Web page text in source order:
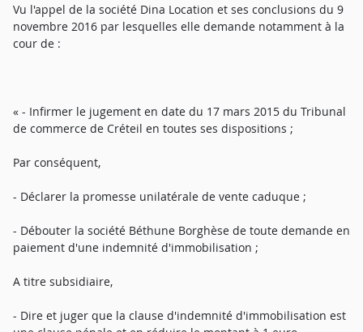
Vu l'appel de la société Dina Location et ses conclusions du 9
novembre 2016 par lesquelles elle demande notamment à la
cour de :
« - Infirmer le jugement en date du 17 mars 2015 du Tribunal
de commerce de Créteil en toutes ses dispositions ;
Par conséquent,
- Déclarer la promesse unilatérale de vente caduque ;
- Débouter la société Béthune Borghèse de toute demande en
paiement d'une indemnité d'immobilisation ;
A titre subsidiaire,
- Dire et juger que la clause d'indemnité d'immobilisation est